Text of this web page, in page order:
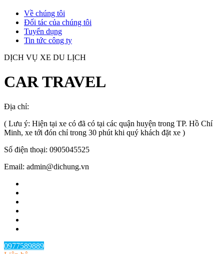
Về chúng tôi
Đối tác của chúng tôi
Tuyển dụng
Tin tức công ty
DỊCH VỤ XE DU LỊCH
CAR TRAVEL
Địa chỉ:
( Lưu ý: Hiện tại xe có đã có tại các quận huyện trong TP. Hồ Chí
Minh, xe tới đón chỉ trong 30 phút khi quý khách đặt xe )
Số điện thoại: 0905045525
Email: admin@dichung.vn
0977589889